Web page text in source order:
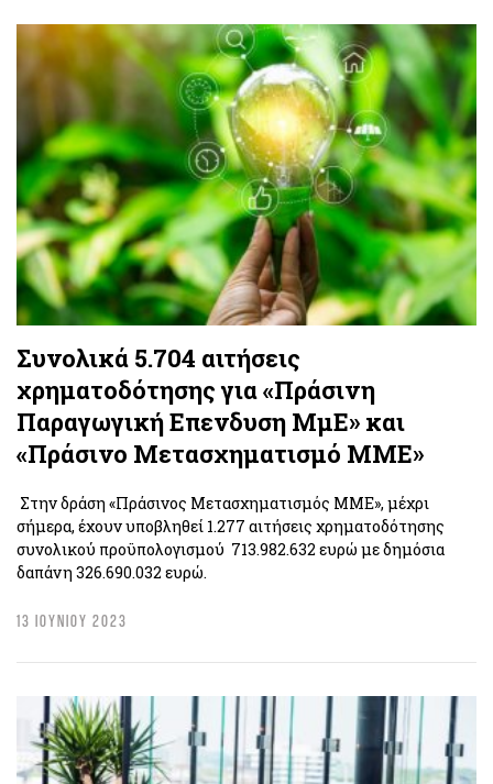
Συνολικά 5.704 αιτήσεις
χρηματοδότησης για «Πράσινη
Παραγωγική Επενδυση ΜμΕ» και
«Πράσινο Μετασχηματισμό ΜΜΕ»
Στην δράση «Πράσινος Μετασχηματισμός ΜΜΕ», μέχρι
σήμερα, έχουν υποβληθεί 1.277 αιτήσεις χρηματοδότησης
συνολικού προϋπολογισμού 713.982.632 ευρώ με δημόσια
δαπάνη 326.690.032 ευρώ.
13 ΙΟΥΝΙΟΥ 2023